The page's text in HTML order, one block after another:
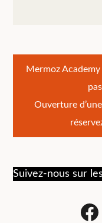
de
l’article
Mermoz
Ouverture
Suivez-nous sur